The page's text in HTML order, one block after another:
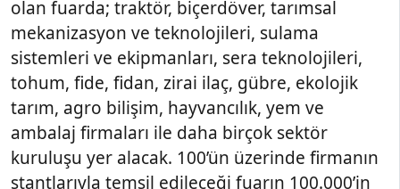
olan fuarda; traktör, biçerdöver, tarımsal
mekanizasyon ve teknolojileri, sulama
sistemleri ve ekipmanları, sera teknolojileri,
tohum, fide, fidan, zirai ilaç, gübre, ekolojik
tarım, agro bilişim, hayvancılık, yem ve
ambalaj firmaları ile daha birçok sektör
kuruluşu yer alacak. 100’ün üzerinde firmanın
stantlarıyla temsil edileceği fuarın 100.000’in